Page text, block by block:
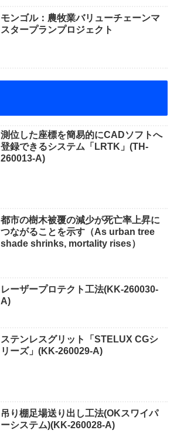
モンゴル：農牧業バリューチェーンマ
スタープランプロジェクト
測位した座標を簡易的にCADソフトへ
登録できるシステム「LRTK」(TH-
260013-A)
都市の樹木被覆の減少が死亡率上昇に
つながることを示す（As urban tree
shade shrinks, mortality rises）
レーザープロテクト⼯法(KK-260030-
A)
ステンレスグリット「STELUX CGシ
リーズ」(KK-260029-A)
吊り棚足場送り出し工法(OKスワイパ
ーシステム)(KK-260028-A)